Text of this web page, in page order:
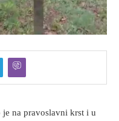
na pravoslavni krst i u